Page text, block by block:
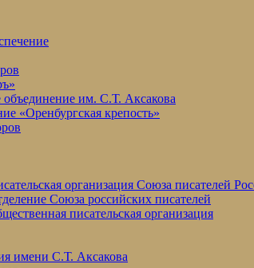
объединение им. С.Т. Аксакова
«Оренбургская крепость»
организация Союза писателей
Союза российских писателей
писательская организация
имени С.Т. Аксакова